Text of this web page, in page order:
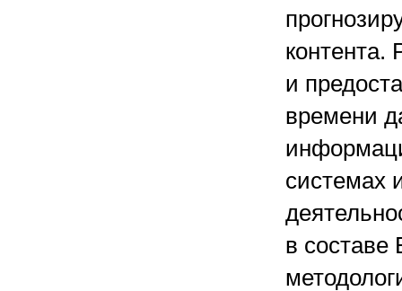
контента.
и
времени
системах
в составе